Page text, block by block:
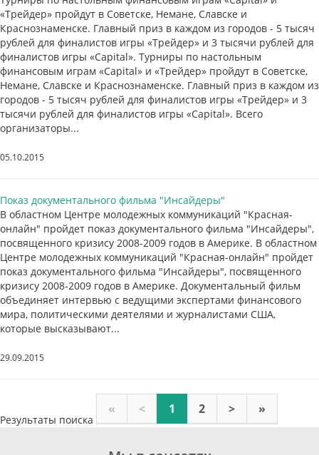
«Трейдер» пройдут в Советске, Немане, Славске и
Краснознаменске. Главный приз в каждом из городов - 5 тысяч
рублей для финалистов игры «Трейдер» и 3 тысячи рублей для
финалистов игры «Capital». Турниры по настольным
финансовым играм «Capital» и «Трейдер» пройдут в Советске,
Немане, Славске и Краснознаменске. Главный приз в каждом из
городов - 5 тысяч рублей для финалистов игры «Трейдер» и 3
тысячи рублей для финалистов игры «Capital». Всего
организаторы...
05.10.2015
Показ документального фильма "Инсайдеры"
В областном Центре молодежных коммуникаций "Красная-
онлайн" пройдет показ документального фильма "Инсайдеры",
посвященного кризису 2008-2009 годов в Америке. В областном
Центре молодежных коммуникаций "Красная-онлайн" пройдет
показ документального фильма "Инсайдеры", посвященного
кризису 2008-2009 годов в Америке. Документальный фильм
объединяет интервью с ведущими экспертами финансового
мира, политическими деятелями и журналистами США,
которые высказывают...
29.09.2015
Результаты поиска
« < 1 2 > »